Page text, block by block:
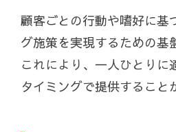
顧客ごとの行動や嗜好に基
グ施策を実現するための基
これにより、一人ひとりに
タイミングで提供すること